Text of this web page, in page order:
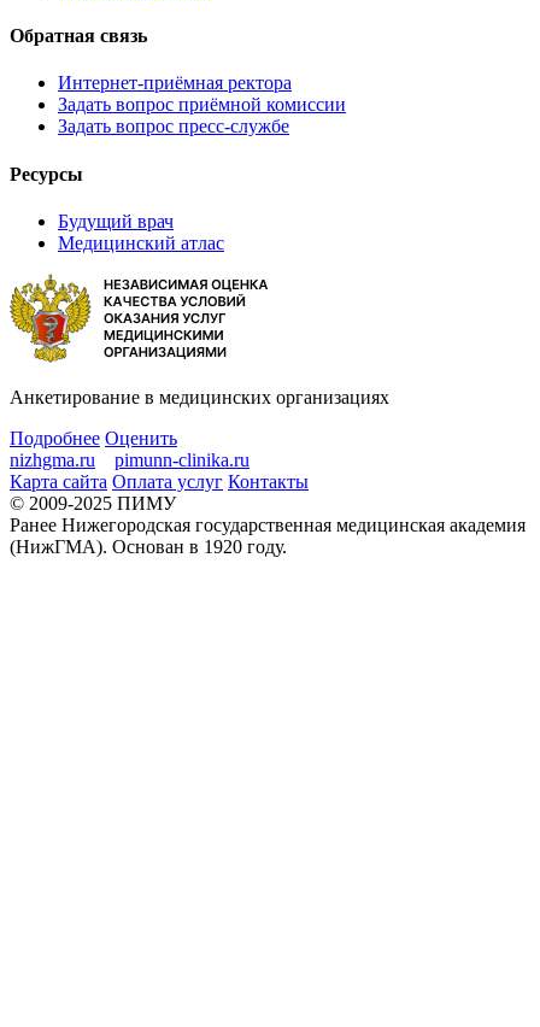
Обратная связь
Интернет-приёмная ректора
Задать вопрос приёмной комиссии
Задать вопрос пресс-службе
Ресурсы
Будущий врач
Медицинский атлас
Анкетирование в медицинских организациях
Подробнее Оценить
nizhgma.ru
pimunn-clinika.ru
Карта сайта Оплата услуг Контакты
© 2009-2025 ПИМУ
Ранее Нижегородская государственная медицинская академия
(НижГМА). Основан в 1920 году.